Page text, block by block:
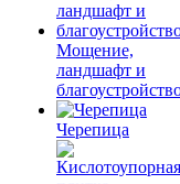
Мощение,
ландшафт и
Черепица